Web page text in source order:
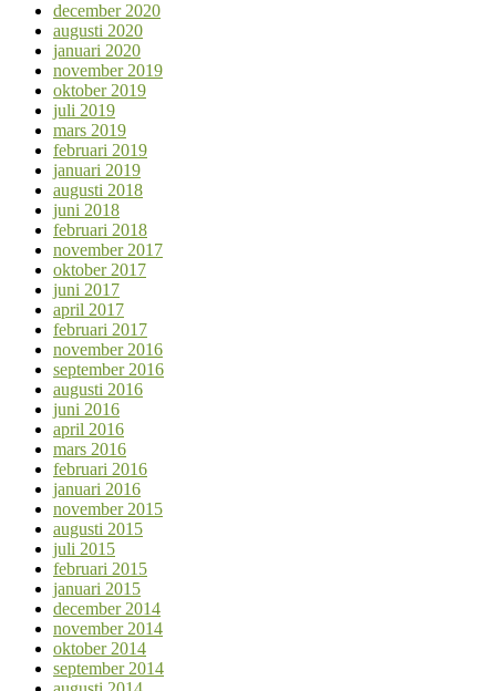
december 2020
augusti 2020
januari 2020
november 2019
oktober 2019
juli 2019
mars 2019
februari 2019
januari 2019
augusti 2018
juni 2018
februari 2018
november 2017
oktober 2017
juni 2017
april 2017
februari 2017
november 2016
september 2016
augusti 2016
juni 2016
april 2016
mars 2016
februari 2016
januari 2016
november 2015
augusti 2015
juli 2015
februari 2015
januari 2015
december 2014
november 2014
oktober 2014
september 2014